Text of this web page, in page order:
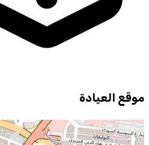
موقع العيادة